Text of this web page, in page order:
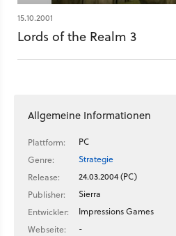
15.10.2001
Lords of the Realm 3
Allgemeine Informationen
Plattform:
PC
Genre:
Strategie
Release:
24.03.2004 (PC)
Publisher:
Sierra
Entwickler:
Impressions Games
Webseite:
-